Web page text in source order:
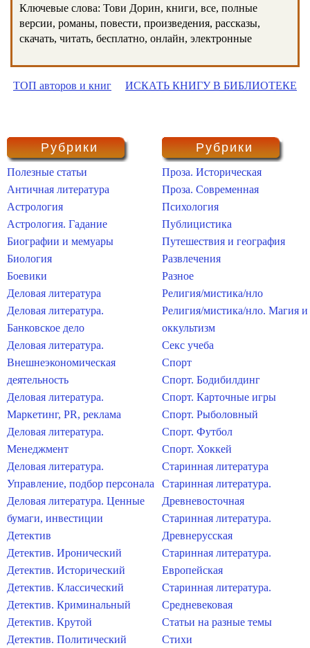
Ключевые слова: Тови Дорин, книги, все, полные
версии, романы, повести, произведения, рассказы,
скачать, читать, бесплатно, онлайн, электронные
ТОП авторов и книг ИСКАТЬ КНИГУ В БИБЛИОТЕКЕ
Рубрики
Полезные статьи
Античная литература
Астрология
Астрология. Гадание
Биографии и мемуары
Биология
Боевики
Деловая литература
Деловая литература.
Банковское дело
Деловая литература.
Внешнеэкономическая
деятельность
Деловая литература.
Маркетинг, PR, реклама
Деловая литература.
Менеджмент
Деловая литература.
Управление, подбор персонала
Деловая литература. Ценные
бумаги, инвестиции
Детектив
Детектив. Иронический
Детектив. Исторический
Детектив. Классический
Детектив. Криминальный
Детектив. Крутой
Детектив. Политический
Рубрики
Проза. Историческая
Проза. Современная
Психология
Публицистика
Путешествия и география
Развлечения
Разное
Религия/мистика/нло
Религия/мистика/нло. Магия и
оккультизм
Секс учеба
Спорт
Спорт. Бодибилдинг
Спорт. Карточные игры
Спорт. Рыболовный
Спорт. Футбол
Спорт. Хоккей
Старинная литература
Старинная литература.
Древневосточная
Старинная литература.
Древнерусская
Старинная литература.
Европейская
Старинная литература.
Средневековая
Статьи на разные темы
Стихи